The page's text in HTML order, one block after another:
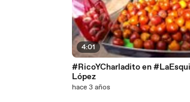
4:01
#RicoYCharladito en
López
hace 3 años